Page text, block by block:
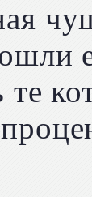
те